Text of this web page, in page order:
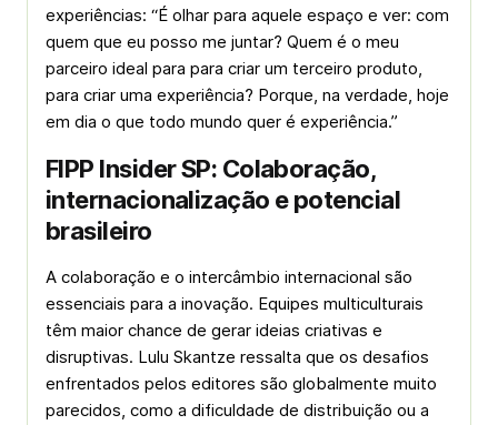
experiências: “É olhar para aquele espaço e ver: com
quem que eu posso me juntar? Quem é o meu
parceiro ideal para para criar um terceiro produto,
para criar uma experiência? Porque, na verdade, hoje
em dia o que todo mundo quer é experiência.”
FIPP Insider SP: Colaboração,
internacionalização e potencial
brasileiro
A colaboração e o intercâmbio internacional são
essenciais para a inovação. Equipes multiculturais
têm maior chance de gerar ideias criativas e
disruptivas. Lulu Skantze ressalta que os desafios
enfrentados pelos editores são globalmente muito
parecidos, como a dificuldade de distribuição ou a